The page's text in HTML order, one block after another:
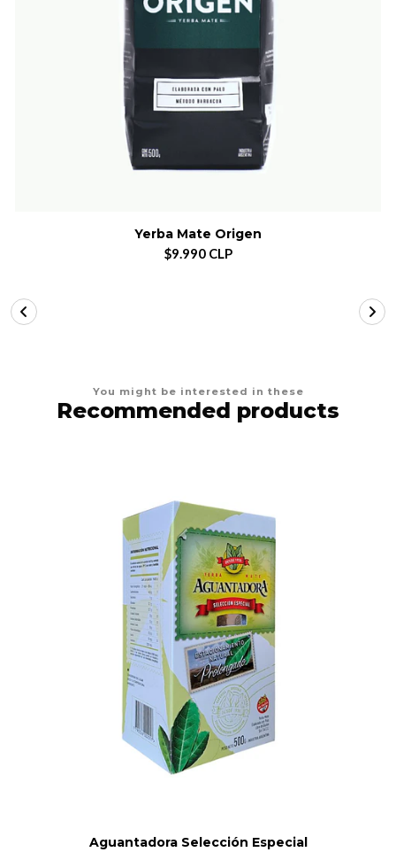
Yerba Mate Origen
$9.990 CLP
You might be interested in these
Recommended products
Aguantadora Selección Especial